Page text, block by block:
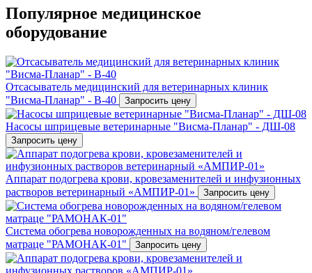
Популярное медицинское
оборудование
Отсасыватель медицинский для ветеринарных клиник
"Висма-Планар" - В-40
Запросить цену
Насосы шприцевые ветеринарные "Висма-Планар" - ДШ-08
Запросить цену
Аппарат подогрева крови, кровезаменителей и инфузионных
растворов ветеринарный «АМПИР-01»
Запросить цену
Система обогрева новорожденных на водяном/гелевом
матраце "РАМОНАК-01"
Запросить цену